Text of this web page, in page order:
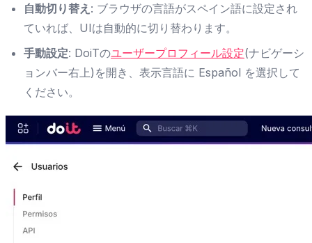
自動切り替え : ブラウザの言語がスペイン語に設定され
ていれば、UIは自動的に切り替わります。
手動設定: DoiTのユーザープロフィール設定(ナビゲーシ
ョンバー右上)を開き、表示言語に Español を選択して
ください。